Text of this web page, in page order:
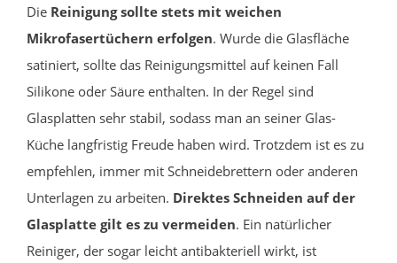
Die Reinigung sollte stets mit weichen
Mikrofasertüchern erfolgen. Wurde die Glasfläche
satiniert, sollte das Reinigungsmittel auf keinen Fall
Silikone oder Säure enthalten. In der Regel sind
Glasplatten sehr stabil, sodass man an seiner Glas-
Küche langfristig Freude haben wird. Trotzdem ist es zu
empfehlen, immer mit Schneidebrettern oder anderen
Unterlagen zu arbeiten. Direktes Schneiden auf der
Glasplatte gilt es zu vermeiden. Ein natürlicher
Reiniger, der sogar leicht antibakteriell wirkt, ist